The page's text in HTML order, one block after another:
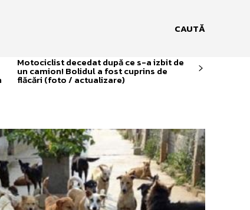
CAUTĂ
Motociclist decedat după ce s-a izbit de
un camion! Bolidul a fost cuprins de
flăcări (foto / actualizare)